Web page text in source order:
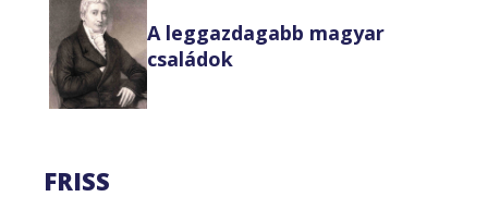
A leggazdagabb magyar
családok
FRISS